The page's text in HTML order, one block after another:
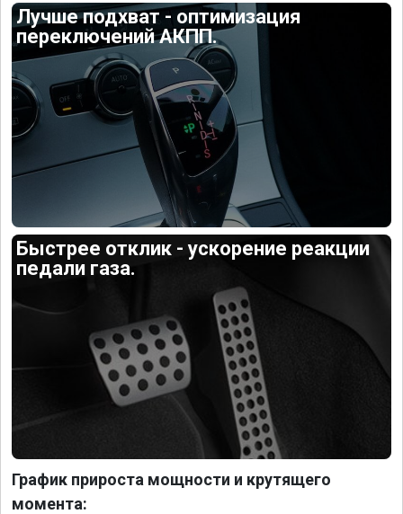
Лучше подхват - оптимизация
переключений АКПП.
Быстрее отклик - ускорение реакции
педали газа.
График прироста мощности и крутящего
момента: